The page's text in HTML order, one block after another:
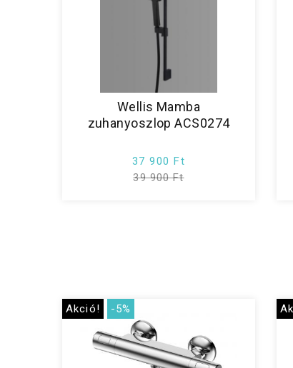
Wellis Mamba
zuhanyoszlop ACS0274
37 900 Ft
39 900 Ft
Akció! -5%